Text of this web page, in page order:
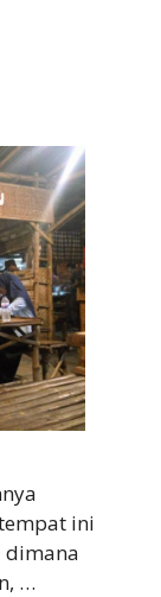
ini
dimana
…